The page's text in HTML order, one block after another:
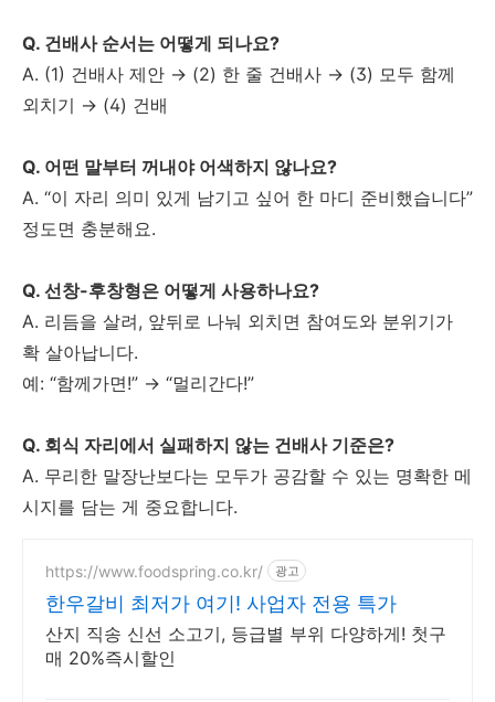
Q. 건배사 순서는 어떻게 되나요?
A. (1) 건배사 제안 → (2) 한 줄 건배사 → (3) 모두 함께
외치기 → (4) 건배
Q. 어떤 말부터 꺼내야 어색하지 않나요?
A. “이 자리 의미 있게 남기고 싶어 한 마디 준비했습니다”
정도면 충분해요.
Q. 선창-후창형은 어떻게 사용하나요?
A. 리듬을 살려, 앞뒤로 나눠 외치면 참여도와 분위기가
확 살아납니다.
예: “함께가면!” → “멀리간다!”
Q. 회식 자리에서 실패하지 않는 건배사 기준은?
A. 무리한 말장난보다는 모두가 공감할 수 있는 명확한 메
시지를 담는 게 중요합니다.
https://www.foodspring.co.kr/ 광고
한우갈비 최저가 여기! 사업자 전용 특가
산지 직송 신선 소고기, 등급별 부위 다양하게! 첫구
매 20%즉시할인